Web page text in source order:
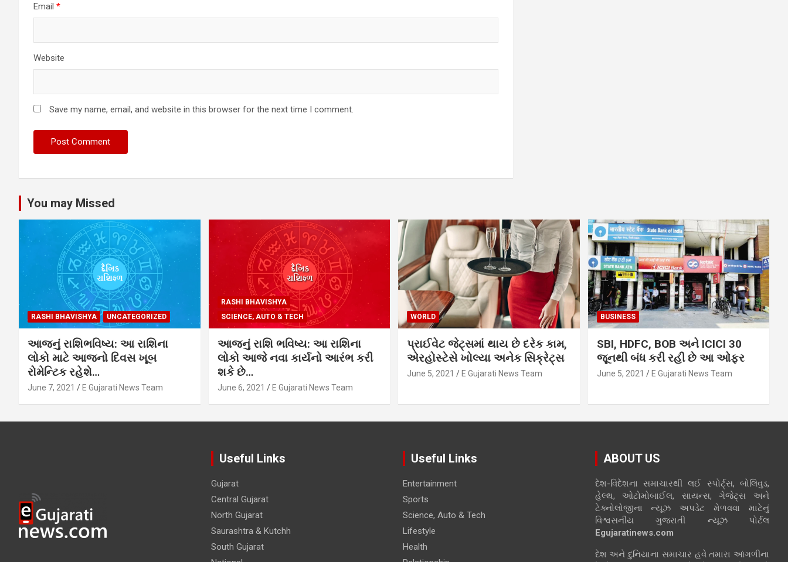
Email *
Website
Save my name, email, and website in this browser for the next time I comment.
You may Missed
RASHI BHAVISHYA UNCATEGORIZED
આજનું રાશિભવિષ્ય: આ રાશિના
લોકો માટે આજનો દિવસ ખૂબ
રોમેન્ટિક રહેશે…
June 7, 2021 E Gujarati News Team
RASHI BHAVISHYA
SCIENCE, AUTO & TECH
આજનું રાશિ ભવિષ્ય: આ રાશિના
લોકો આજે નવા કાર્યનો આરંભ કરી
શકે છે…
June 6, 2021 E Gujarati News Team
WORLD
પ્રાઈવેટ જેટ્સમાં થાય છે દરેક કામ,
એરહોસ્ટેસે ખોલ્યા અનેક સિક્રેટ્સ
June 5, 2021 E Gujarati News Team
BUSINESS
SBI, HDFC, BOB અને ICICI 30
જૂનથી બંધ કરી રહી છે આ ઓફર
June 5, 2021 E Gujarati News Team
Useful Links
Gujarat
Central Gujarat
North Gujarat
Saurashtra & Kutchh
South Gujarat
Useful Links
Entertainment
Sports
Science, Auto & Tech
Lifestyle
Health
ABOUT US
દેશ-વિદેશના સમાચારથી લઈ સ્પોર્ટ્સ, બોલિવુડ,
હેલ્થ, ઓટોમોબાઈલ, સાયન્સ, ગેજેટ્સ અને
ટેક્નોલોજીના ન્યૂઝ અપડેટ મેળવવા માટેનું
વિશ્વસનીય ગુજરાતી ન્યૂઝ પોર્ટલ
Egujaratinews.com
દેશ અને દુનિયાના સમાચાર હવે તમારા આંગળીના